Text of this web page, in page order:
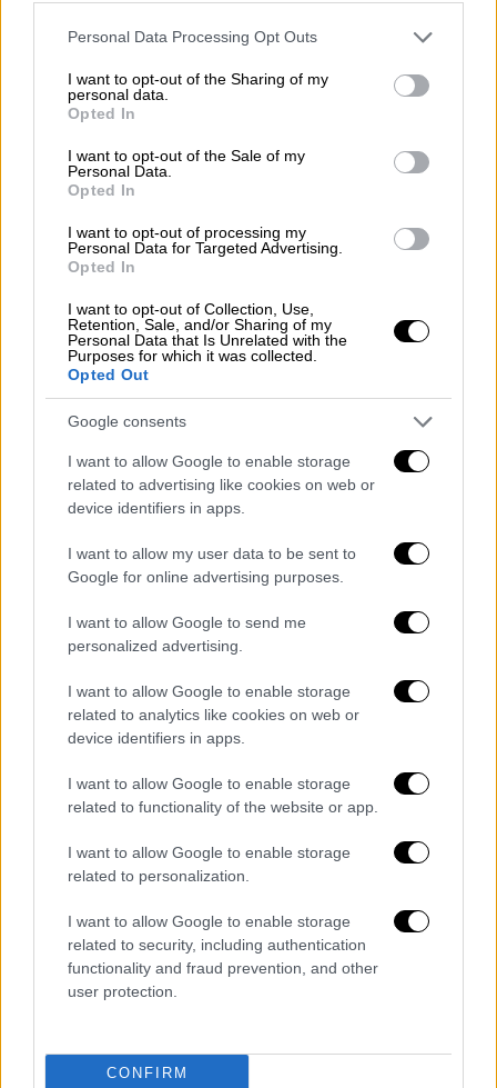
Please note that this website/app uses one or more Google
not limited to your visit or usage behaviour. You may click to
grant or deny consent to Google and its third-party tags to
use your data for below specified purposes in below Google
consent section.
Personal Data Processing Opt Outs
I want to opt-out of the Sharing of my
personal data.
Opted In
I want to opt-out of the Sale of my
Personal Data.
Opted In
I want to opt-out of processing my
Personal Data for Targeted Advertising.
Opted In
I want to opt-out of Collection, Use,
Retention, Sale, and/or Sharing of my
Personal Data that Is Unrelated with the
Purposes for which it was collected.
Opted Out
Google consents
I want to allow Google to enable storage
related to advertising like cookies on web or
device identifiers in apps.
I want to allow my user data to be sent to
Google for online advertising purposes.
I want to allow Google to send me
personalized advertising.
I want to allow Google to enable storage
related to analytics like cookies on web or
device identifiers in apps.
I want to allow Google to enable storage
related to functionality of the website or app.
I want to allow Google to enable storage
related to personalization.
I want to allow Google to enable storage
related to security, including authentication
functionality and fraud prevention, and other
user protection.
CONFIRM
σχοινιά ασφαλείας, ο Σινκλέρπλησίασε το
τρομαγμένο ζώο και το πήρε στην αγκαλιά
Το μικροσκοπικό ελαφάκι μεταφέρθηκε
άγριας ζωής, όπου πλέον είναι ασφαλές και
δέχεται την απαραίτητη φροντίδα.
Το συγκινητικό βίντεο